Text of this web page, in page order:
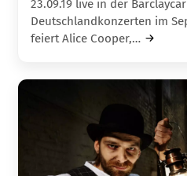
23.09.19 live in der
Deutschlandkonzerten im
feiert Alice Cooper,…